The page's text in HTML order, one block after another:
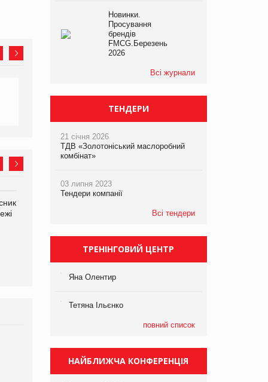
виробництва
компанії «УкраМарин»
Брагина Людмила
Просування компанії на
Новинки.
Просування
брендів
FMCG.Березень
2026
Всі журнали
ТЕНДЕРИ
21 січня 2026
ТДВ «Золотоніський маслоробний
комбінат»
03 липня 2023
Тендери компанії
Всі тендери
ТРЕНІНГОВИЙ ЦЕНТР
Яна Олентир
Тетяна Ільєнко
повний список
НАЙБЛИЖЧА КОНФЕРЕНЦІЯ